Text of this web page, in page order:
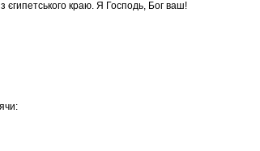
єгипетського краю. Я Господь, Бог ваш!